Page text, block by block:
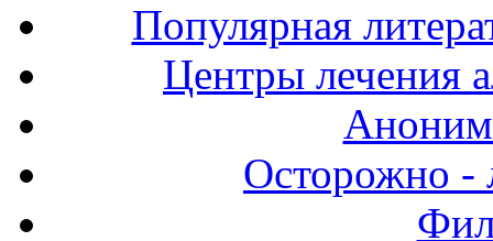
Популярная
Центры лечения
Осторожно -